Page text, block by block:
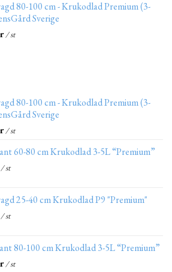
80-100 cm - Krukodlad Premium (3-
Sverige
/ st
80-100 cm - Krukodlad Premium (3-
Sverige
/ st
60-80 cm Krukodlad 3-5L “Premium”
st
25-40 cm Krukodlad P9 "Premium"
st
80-100 cm Krukodlad 3-5L “Premium”
/ st